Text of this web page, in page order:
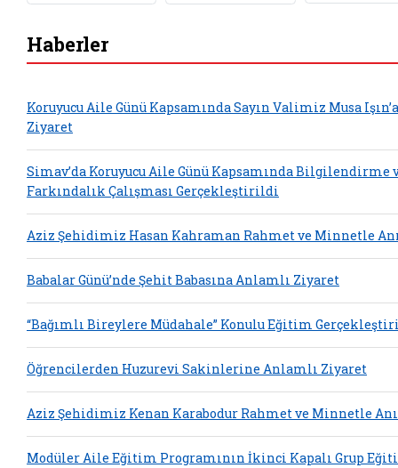
Haberler
Koruyucu Aile Günü Kapsamında Sayın Valimiz Musa Işın’a
Ziyaret
Simav’da Koruyucu Aile Günü Kapsamında Bilgilendirme
Farkındalık Çalışması Gerçekleştirildi
Aziz Şehidimiz Hasan Kahraman Rahmet ve Minnetle
Babalar Günü’nde Şehit Babasına Anlamlı Ziyaret
“Bağımlı Bireylere Müdahale” Konulu Eğitim
Öğrencilerden Huzurevi Sakinlerine Anlamlı Ziyaret
Aziz Şehidimiz Kenan Karabodur Rahmet ve Minnetle
Modüler Aile Eğitim Programının İkinci Kapalı Grup